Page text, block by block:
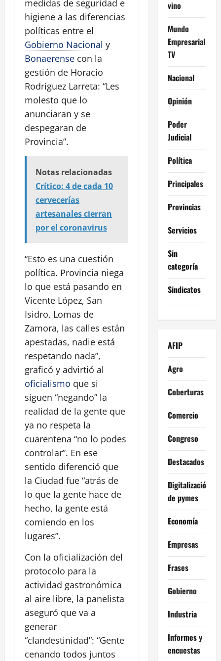
medidas de seguridad e
higiene a las diferencias
políticas entre el
Gobierno Nacional y
Bonaerense con la
gestión de Horacio
Rodríguez Larreta: “Les
molesto que lo
anunciaran y se
despegaran de
Provincia”.
Notas relacionadas
Crítico: 4 de cada 10
cervecerías
artesanales cierran
por el coronavirus
“Esto es una cuestión
política. Provincia niega
lo que está pasando en
Vicente López, San
Isidro, Lomas de
Zamora, las calles están
apestadas, nadie está
respetando nada”,
graficó y advirtió al
oficialismo que si
siguen “negando” la
realidad de la gente que
ya no respeta la
cuarentena “no lo podes
controlar”. En ese
sentido diferenció que
la Ciudad fue “atrás de
lo que la gente hace de
hecho, la gente está
comiendo en los
lugares”.
Con la oficialización del
protocolo para la
actividad gastronómica
al aire libre, la panelista
aseguró que va a
generar
“clandestinidad”: “Gente
cenando todos juntos
vino
Mundo
Empresarial
TV
Nacional
Opinión
Poder
Judicial
Política
Principales
Provincias
Servicios
Sin
categoría
Sindicatos
AFIP
Agro
Coberturas
Comercio
Congreso
Destacados
Digitalización
de pymes
Economía
Empresas
Frases
Gobierno
Industria
Informes y
encuestas